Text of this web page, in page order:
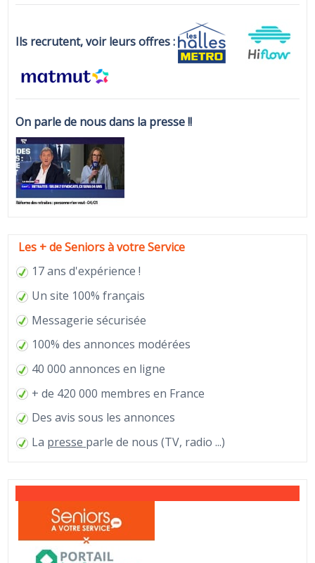
Ils recrutent, voir leurs offres :
On parle de nous dans la presse !!
Les + de Seniors à votre Service
17 ans d'expérience !
Un site 100% français
Messagerie sécurisée
100% des annonces modérées
40 000 annonces en ligne
+ de 420 000 membres en France
Des avis sous les annonces
La presse parle de nous (TV, radio ...)